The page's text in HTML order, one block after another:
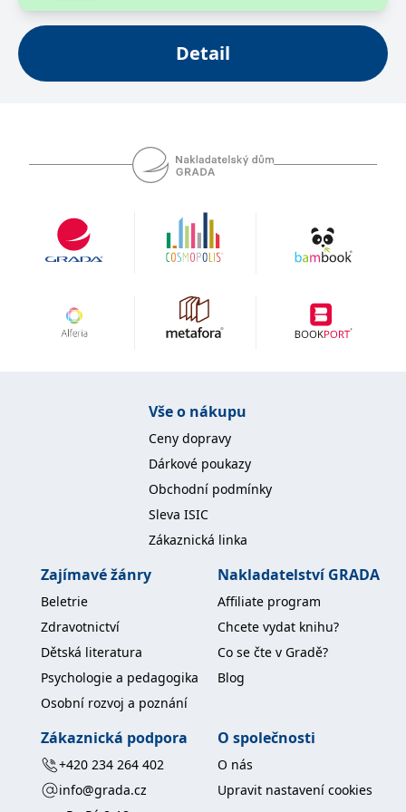
Detail
Vše o nákupu
Ceny dopravy
Dárkové poukazy
Obchodní podmínky
Sleva ISIC
Zákaznická linka
Zajímavé žánry
Beletrie
Zdravotnictví
Dětská literatura
Psychologie a pedagogika
Osobní rozvoj a poznání
Nakladatelství GRADA
Affiliate program
Chcete vydat knihu?
Co se čte v Gradě?
Blog
Zákaznická podpora
+420 234 264 402
info@grada.cz
O společnosti
O nás
Upravit nastavení cookies